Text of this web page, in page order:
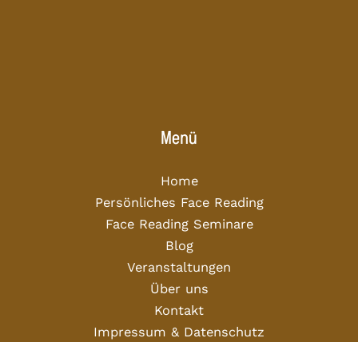
Menü
Home
Persönliches Face Reading
Face Reading Seminare
Blog
Veranstaltungen
Über uns
Kontakt
Impressum & Datenschutz